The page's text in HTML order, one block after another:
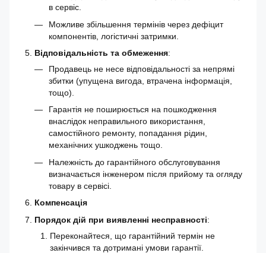
в сервіс.
Можливе збільшення термінів через дефіцит
компонентів, логістичні затримки.
Відповідальність та обмеження:
Продавець не несе відповідальності за непрямі
збитки (упущена вигода, втрачена інформація,
тощо).
Гарантія не поширюється на пошкодження
внаслідок неправильного використання,
самостійного ремонту, попадання рідин,
механічних ушкоджень тощо.
Належність до гарантійного обслуговування
визначається інженером після прийому та огляду
товару в сервісі.
Компенсація
Порядок дій при виявленні несправності:
Переконайтеся, що гарантійний термін не
закінчився та дотримані умови гарантії.